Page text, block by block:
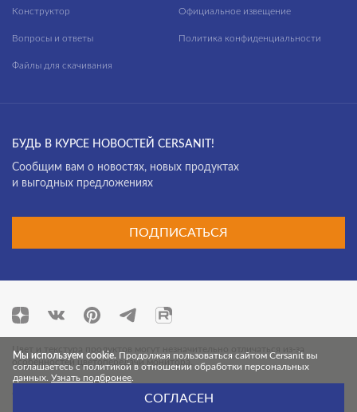
Конструктор
Вопросы и ответы
Файлы для скачивания
Официальное извещение
Политика конфиденциальности
БУДЬ В КУРСЕ НОВОСТЕЙ CERSANIT!
Cообщим вам о новостях, новых продуктах
и выгодных предложениях
ПОДПИСАТЬСЯ
Цвет и текстура продуктов могут незначительно отличаться из-за
особенностей цветопередачи монитора.
© 2026 Cersanit. Все права защищены.
Мы используем cookie. Продолжая пользоваться сайтом Cersanit вы
соглашаетесь с политикой в отношении обработки персональных
данных. Узнать подбронее
СОГЛАСЕН